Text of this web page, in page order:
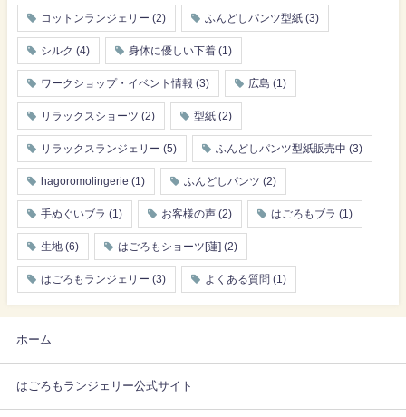
コットンランジェリー (2) ふんどしパンツ型紙 (3)
シルク (4) 身体に優しい下着 (1)
ワークショップ・イベント情報 (3) 広島 (1)
リラックスショーツ (2) 型紙 (2)
リラックスランジェリー (5) ふんどしパンツ型紙販売中 (3)
hagoromolingerie (1) ふんどしパンツ (2)
手ぬぐいブラ (1) お客様の声 (2) はごろもブラ (1)
生地 (6) はごろもショーツ[蓮] (2)
はごろもランジェリー (3) よくある質問 (1)
ホーム
はごろもランジェリー公式サイト